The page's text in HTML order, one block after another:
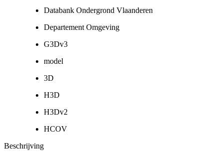
Databank Ondergrond Vlaanderen
Departement Omgeving
G3Dv3
model
3D
H3D
H3Dv2
HCOV
Beschrijving